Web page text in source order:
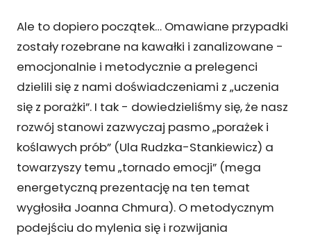
Ale to dopiero początek… Omawiane przypadki
zostały rozebrane na kawałki i zanalizowane -
emocjonalnie i metodycznie a prelegenci
dzielili się z nami doświadczeniami z „uczenia
się z porażki”. I tak - dowiedzieliśmy się, że nasz
rozwój stanowi zazwyczaj pasmo „porażek i
koślawych prób” (Ula Rudzka-Stankiewicz) a
towarzyszy temu „tornado emocji” (mega
energetyczną prezentację na ten temat
wygłosiła Joanna Chmura). O metodycznym
podejściu do mylenia się i rozwijania